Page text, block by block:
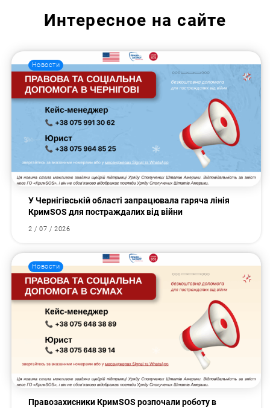
Интересное на сайте
Новости
У Чернігівській області запрацювала гаряча лінія
КримSOS для постраждалих від війни
2 / 07 / 2026
Новости
Правозахисники КримSOS розпочали роботу в